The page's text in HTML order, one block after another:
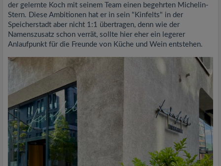
der gelernte Koch mit seinem Team einen begehrten Michelin-
Stern. Diese Ambitionen hat er in sein "Kinfelts" in der
Speicherstadt aber nicht 1:1 übertragen, denn wie der
Namenszusatz schon verrät, sollte hier eher ein legerer
Anlaufpunkt für die Freunde von Küche und Wein entstehen.